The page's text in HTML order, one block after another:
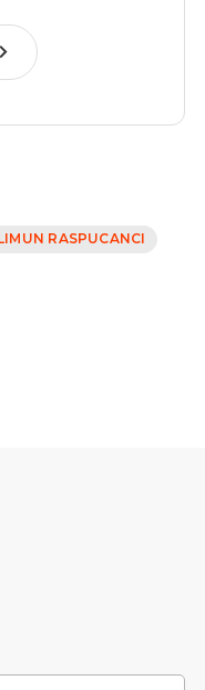
RASPUCANCI